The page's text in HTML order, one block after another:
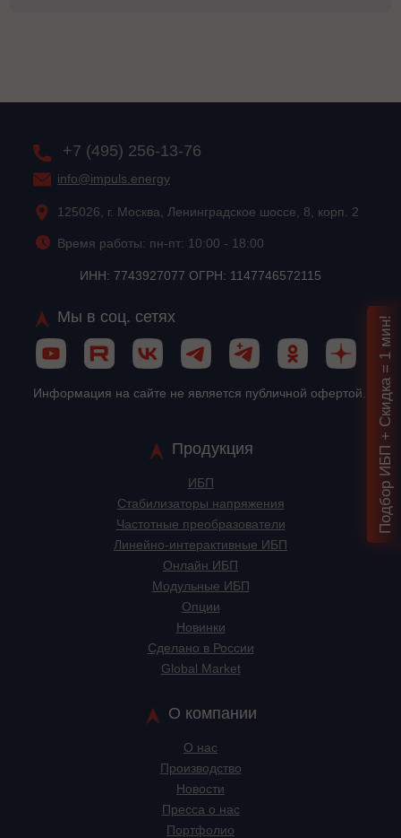
+7 (495) 256-13-76
info@impuls.energy
125026, г. Москва, Ленинградское шоссе, 8, корп. 2
Время работы: пн-пт: 10:00 - 18:00
ИНН: 7743927077 ОГРН: 1147746572115
Мы в соц. сетях
Информация на сайте не является публичной офертой.
Продукция
ИБП
Стабилизаторы напряжения
Частотные преобразователи
Линейно-интерактивные ИБП
Онлайн ИБП
Модульные ИБП
Опции
Новинки
Сделано в России
Global Market
О компании
О нас
Производство
Новости
Пресса о нас
Портфолио
Подбор ИБП + Скидка = 1 мин!